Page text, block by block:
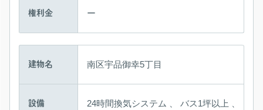
権利金 ー
建物名 南区宇品御幸5丁目
設備 24時間換気システム 、 バス1坪以上 、